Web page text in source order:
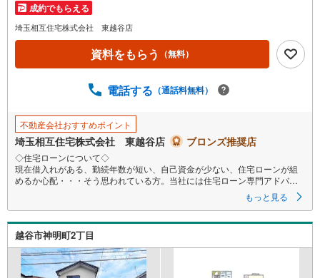
イ
ペ
ー
す
る
成約でもらえる
埼玉相互住宅株式会社 東越谷店
資料をもらう （無料）
電話する （通話料無料）
不動産会社おすすめポイント
埼玉相互住宅株式会社 東越谷店 ブロンズ推奨店
◇住宅ローンについて◇
現在借入れがある、勤続年数が短い、自己資金が少ない、住宅ローンが組
めるか心配・・・そう思われている方。当社には住宅ローン専門アドバイ
◇買取保証付き売却システム◇
お住み替えでご自宅が売れない、不動産早期現金化をしたい、他社に販売
活動を依頼しているが売れない・・・そう思われている方。一定期間で成
約に至らなかった場合、予め設定させていただいた金額で当社が買取致し
ます。
越谷の戸建、土地、マンション買取は弊社まで！
もっと見る
越谷市神明町2丁目